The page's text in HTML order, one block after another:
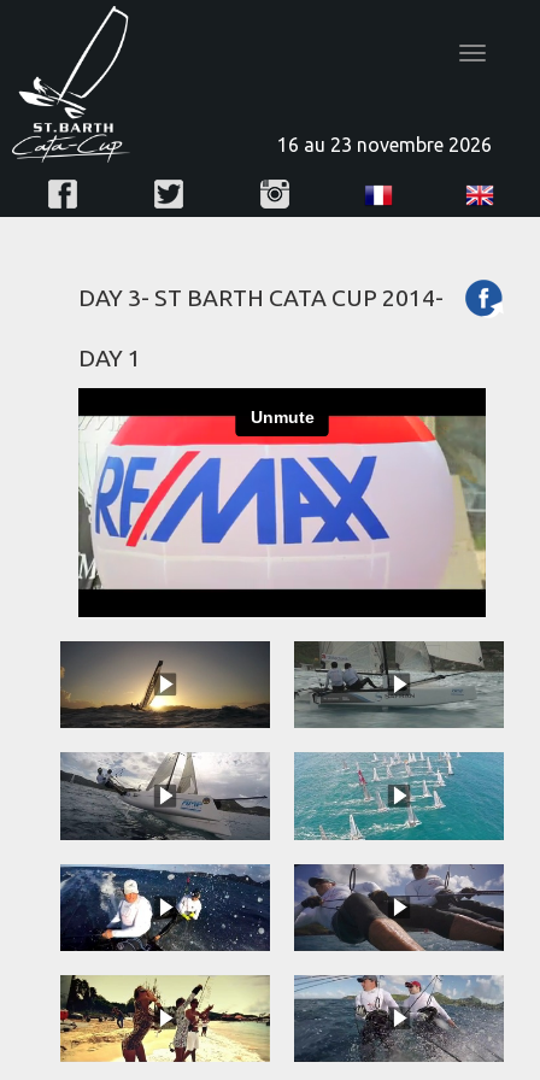
Toggle
16 au 23 novembre 2026
DAY 3- ST BARTH CATA CUP 2014-
DAY 1